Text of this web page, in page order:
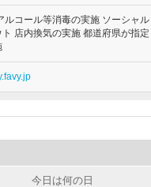
ルコール等消毒の実施 ソーシャル
店内換気の実施 都道府県が指定
今日は何の日